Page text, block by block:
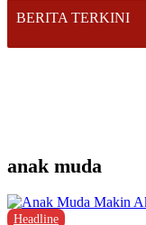
BERITA TERKINI
anak muda
Headline